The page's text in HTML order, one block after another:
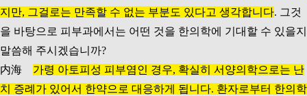
지만, 그걸로는 만족할 수 없는 부분도 있다고 생각합니다. 그것
을 바탕으로 피부과에서는 어떤 것을 한의학에 기대할 수 있을지
말씀해 주시겠습니까?
内海 가령 아토피성 피부염인 경우, 확실히 서양의학으로는 난
치 증례가 있어서 한약으로 대응하게 됩니다. 환자로부터 한의학